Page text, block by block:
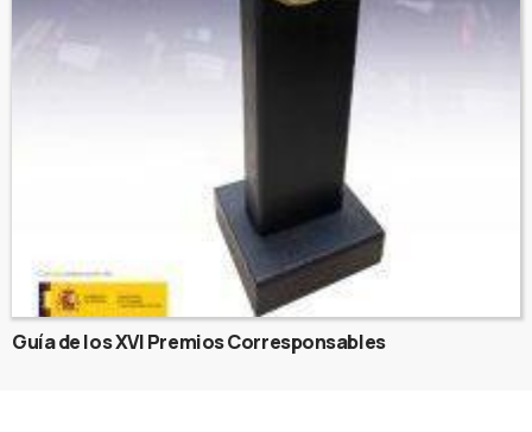
Guía de los XVI Premios Corresponsables